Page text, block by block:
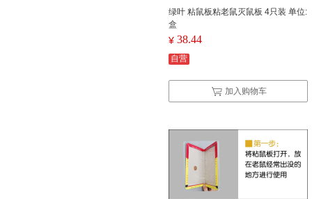
绿叶 粘鼠板粘老鼠灭鼠板 4只装 单位:
盒
¥ 38.44
自营
加入购物车